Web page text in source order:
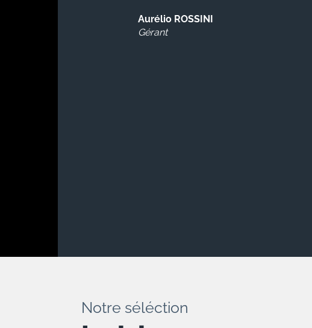
Aurélio ROSSINI
Gérant
Notre séléction